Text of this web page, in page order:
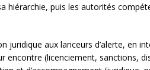
hiérarchie, puis les autorités
juridique aux lanceurs d’alerte, en
encontre (licenciement, sanctions,